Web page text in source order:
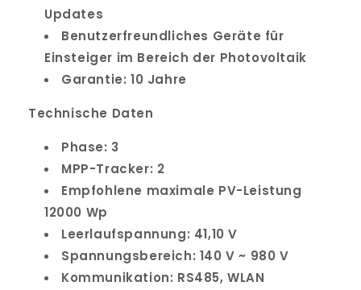
Updates
Benutzerfreundliches Geräte für
Einsteiger im Bereich der Photovoltaik
Garantie: 10 Jahre
Technische Daten
Phase: 3
MPP-Tracker: 2
Empfohlene maximale PV-Leistung
12000 Wp
Leerlaufspannung: 41,10 V
Spannungsbereich: 140 V ~ 980 V
Kommunikation: RS485, WLAN